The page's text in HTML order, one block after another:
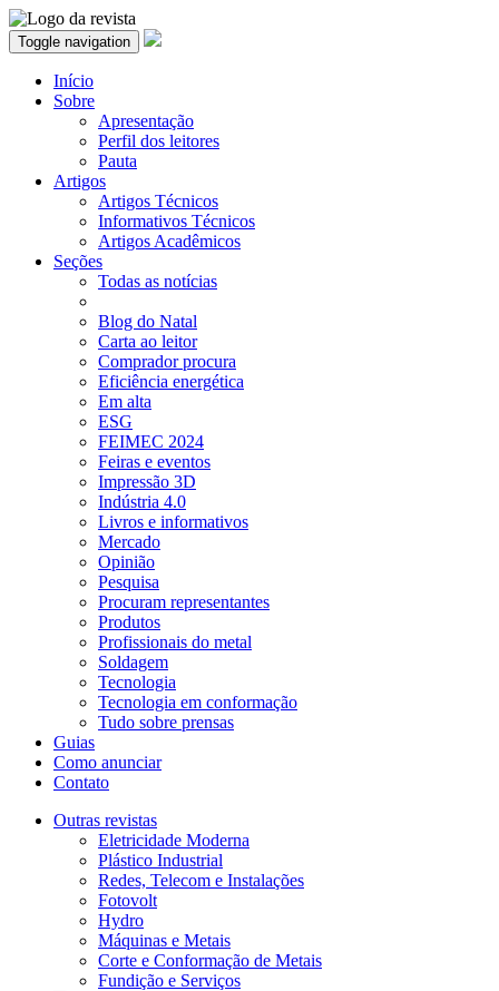
Toggle navigation
Início
Sobre
Apresentação
Perfil dos leitores
Pauta
Artigos
Artigos Técnicos
Informativos Técnicos
Artigos Acadêmicos
Seções
Todas as notícias
Blog do Natal
Carta ao leitor
Comprador procura
Eficiência energética
Em alta
ESG
FEIMEC 2024
Feiras e eventos
Impressão 3D
Indústria 4.0
Livros e informativos
Mercado
Opinião
Pesquisa
Procuram representantes
Produtos
Profissionais do metal
Soldagem
Tecnologia
Tecnologia em conformação
Tudo sobre prensas
Guias
Como anunciar
Contato
Outras revistas
Eletricidade Moderna
Plástico Industrial
Redes, Telecom e Instalações
Fotovolt
Hydro
Máquinas e Metais
Corte e Conformação de Metais
Fundição e Serviços